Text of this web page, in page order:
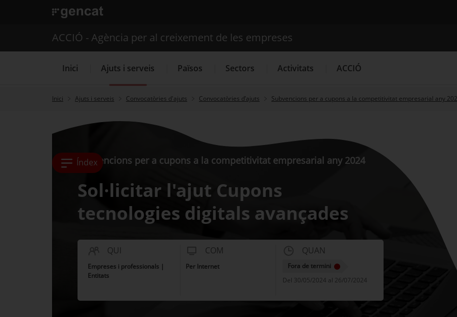
. Obre en una nova finestra.
Cercador
Serveis d'internacionalització
ACCIÓ - Agència per al creixement de les empreses
Inici Ajuts i serveis Països Sectors Activitats ACCIÓ
Inici Ajuts i serveis Convocatòries d'ajuts Convocatòries d’ajuts Subvencions per a cupons a la competitivitat empresarial any
Índex
Subvencions per a cupons a la competitivitat empresarial any 2024
Sol·licitar l'ajut Cupons
tecnologies digitals avançades
QUI
Empreses i professionals |
Entitats
COM
Per Internet
QUAN
Fora de termini
Del 30/05/2024 al 26/07/2024